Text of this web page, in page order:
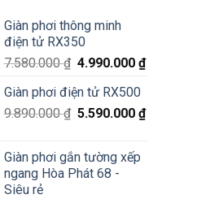
Đa
Đông
Sale
chỉ
200K
Giàn phơi thông minh
điện tử RX350
7.580.000₫ 4.990.000₫
Giàn phơi điện tử RX500
9.890.000₫ 5.590.000₫
Giàn phơi gắn tường xếp
ngang Hòa Phát 68 -
Siêu rẻ